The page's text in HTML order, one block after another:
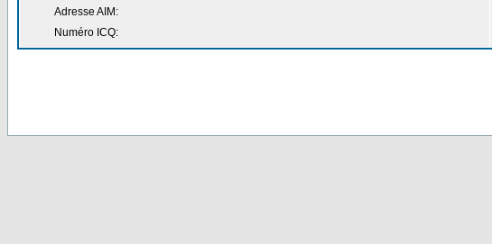
Adresse AIM:
Numéro ICQ: